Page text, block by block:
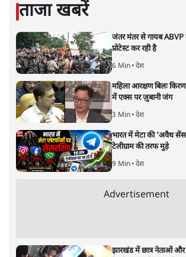
माधव गोडबोले की और स्टोरी पढ़ें
आरएसएस का हिंदू राष्ट्रवाद
सवर्णों का विद्रोह
विचार| ज्याँ द्रेज़| 5 OCT, 2020